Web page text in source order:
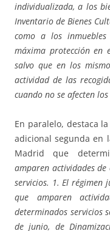
individualizada, a los
Inventario de Bienes
como a los
máxima protección en
salvo que en los
actividad de las
cuando no se afecten
En paralelo, destaca
adicional segunda en
Madrid que
amparen actividades
servicios. 1. El régimen
que amparen
determinados servicios
de junio, de